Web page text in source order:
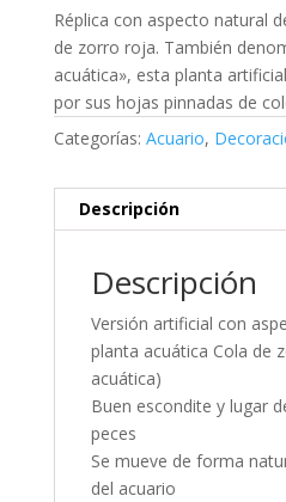
Réplica con aspecto natural
de zorro roja. También
acuática», esta planta
por sus hojas pinnadas de
Categorías: Acuario,
Descripción
Descripción
Versión artificial con
planta acuática Cola de
acuática)
Buen escondite y lugar
peces
Se mueve de forma
del acuario